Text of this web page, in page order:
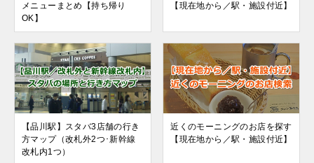
メニューまとめ【持ち帰り
OK】
【現在地から／駅・施設付近】
【品川駅】スタバ3店舗の行き
方マップ（改札外2つ･新幹線
改札内1つ）
近くのモーニングのお店を探す
【現在地から／駅・施設付近】